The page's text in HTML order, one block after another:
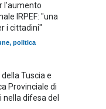
l'aumento
IRPEF: "una
i cittadini"
, politica
Tuscia e
Provinciale di
nella difesa del